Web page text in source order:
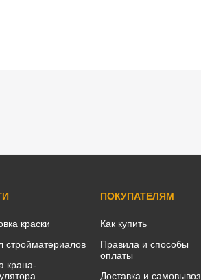
краски
стройматериалов
крана-
ПОКУПАТЕЛЯМ
Как купить
Правила и способы
оплаты
Доставка и самовывоз